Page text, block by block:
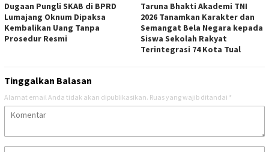
Dugaan Pungli SKAB di BPRD
Lumajang Oknum Dipaksa
Kembalikan Uang Tanpa
Prosedur Resmi
Taruna Bhakti Akademi TNI
2026 Tanamkan Karakter dan
Semangat Bela Negara kepada
Siswa Sekolah Rakyat
Terintegrasi 74 Kota Tual
Tinggalkan Balasan
Alamat email Anda tidak akan dipublikasikan. Ruas yang wajib ditandai *